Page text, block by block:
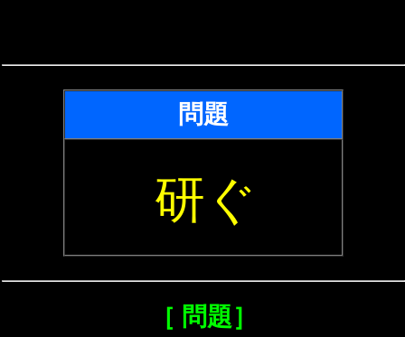
問題
研ぐ
［ 問題］